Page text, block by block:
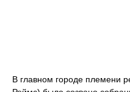
В главном городе племени